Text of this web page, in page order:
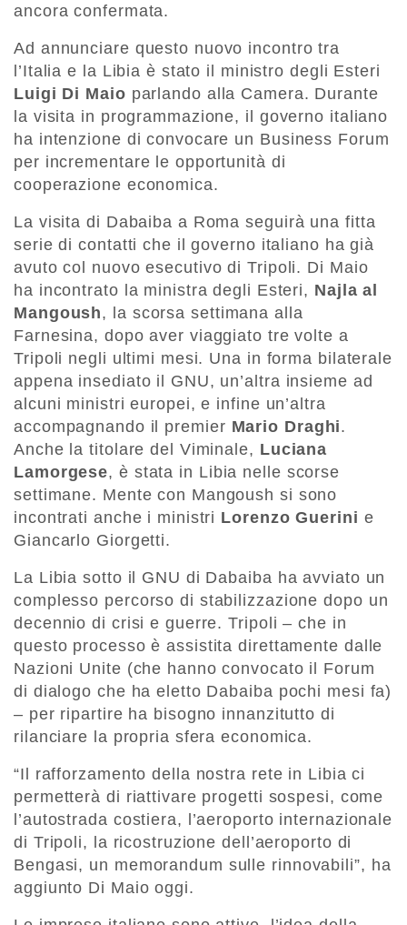
ancora confermata.
Ad annunciare questo nuovo incontro tra
l’Italia e la Libia è stato il ministro degli Esteri
Luigi Di Maio parlando alla Camera. Durante
la visita in programmazione, il governo italiano
ha intenzione di convocare un Business Forum
per incrementare le opportunità di
cooperazione economica.
La visita di Dabaiba a Roma seguirà una fitta
serie di contatti che il governo italiano ha già
avuto col nuovo esecutivo di Tripoli. Di Maio
ha incontrato la ministra degli Esteri, Najla al
Mangoush, la scorsa settimana alla
Farnesina, dopo aver viaggiato tre volte a
Tripoli negli ultimi mesi. Una in forma bilaterale
appena insediato il GNU, un’altra insieme ad
alcuni ministri europei, e infine un’altra
accompagnando il premier Mario Draghi.
Anche la titolare del Viminale, Luciana
Lamorgese, è stata in Libia nelle scorse
settimane. Mente con Mangoush si sono
incontrati anche i ministri Lorenzo Guerini e
Giancarlo Giorgetti.
La Libia sotto il GNU di Dabaiba ha avviato un
complesso percorso di stabilizzazione dopo un
decennio di crisi e guerre. Tripoli – che in
questo processo è assistita direttamente dalle
Nazioni Unite (che hanno convocato il Forum
di dialogo che ha eletto Dabaiba pochi mesi fa)
– per ripartire ha bisogno innanzitutto di
rilanciare la propria sfera economica.
“Il rafforzamento della nostra rete in Libia ci
permetterà di riattivare progetti sospesi, come
l’autostrada costiera, l’aeroporto internazionale
di Tripoli, la ricostruzione dell’aeroporto di
Bengasi, un memorandum sulle rinnovabili”, ha
aggiunto Di Maio oggi.